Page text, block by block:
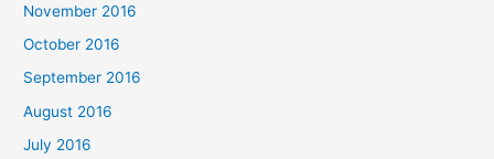
November 2016
October 2016
September 2016
August 2016
July 2016